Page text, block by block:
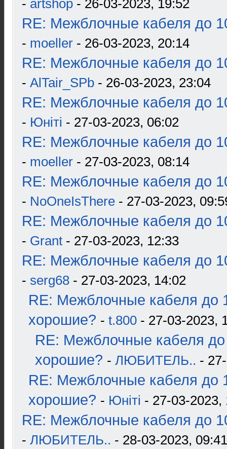
- artshop - 26-03-2023, 19:52
RE: Межблочные кабеля до
- moeller - 26-03-2023, 20:14
RE: Межблочные кабеля до
- AlTair_SPb - 26-03-2023, 23:04
RE: Межблочные кабеля до
- Юнiтi - 27-03-2023, 06:02
RE: Межблочные кабеля до
- moeller - 27-03-2023, 08:14
RE: Межблочные кабеля до
- NoOneIsThere - 27-03-2023,
RE: Межблочные кабеля до
- Grant - 27-03-2023, 12:33
RE: Межблочные кабеля до
- serg68 - 27-03-2023, 14:02
RE: Межблочные кабеля до
хорошие? - t.800 - 27-03-2023,
RE: Межблочные кабеля до
хорошие? - ЛЮБИТЕЛЬ.. -
RE: Межблочные кабеля до
хорошие? - Юнiтi - 27-03-2023,
RE: Межблочные кабеля до
- ЛЮБИТЕЛЬ.. - 28-03-2023, 09:41